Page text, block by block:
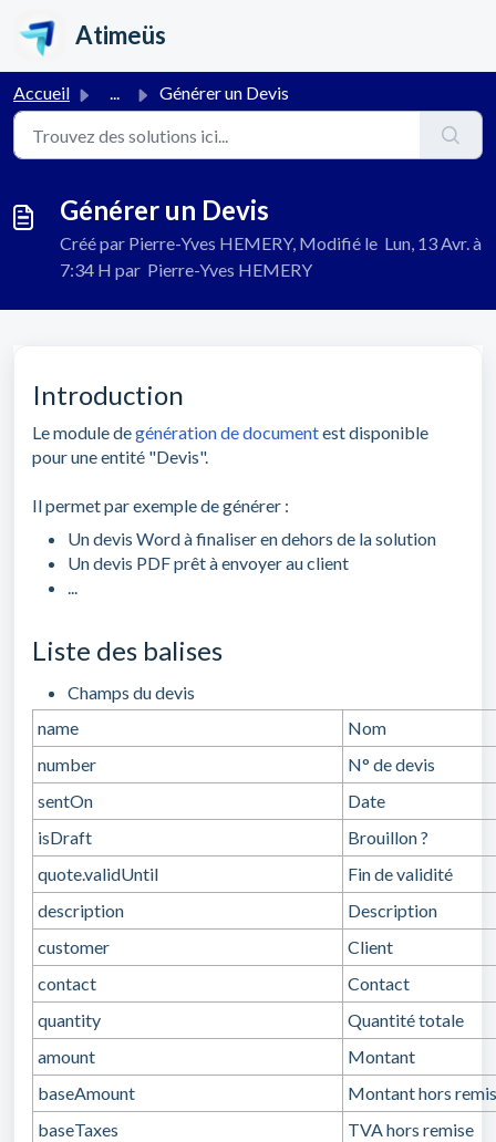
Atimeüs
Accueil ... Générer un Devis
Générer un Devis
Créé par Pierre-Yves HEMERY, Modifié le Lun, 13 Avr. à
7:34 H par Pierre-Yves HEMERY
Introduction
Le module degénération de documentest disponible
pour une entité "Devis".
Il permet par exemple de générer :
Un devis Word à finaliser en dehors de la solution
Un devis PDF prêt à envoyer au client
...
Liste des balises
Champs du devis
name
Nom
number
N° de devis
sentOn
Date
isDraft
Brouillon ?
quote.validUntil
Fin de validité
description
Description
customer
Client
contact
Contact
quantity
Quantité totale
amount
Montant
baseAmount
Montant hors
baseTaxes
TVA hors remise